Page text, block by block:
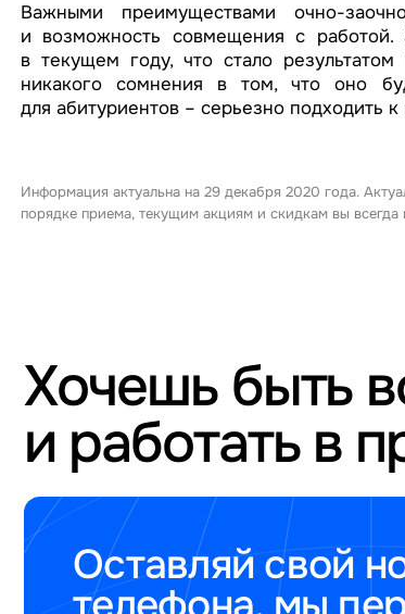
Важными преимуществами очно-
и возможность совмещения с работой.
в текущем году, что стало
никакого сомнения в том, что оно
для абитуриентов – серьезно подходить
Информация актуальна на 29 декабря 2020 года.
порядке приема, текущим акциям и скидкам вы
Хочешь быть
и работать в
Оставляй свой